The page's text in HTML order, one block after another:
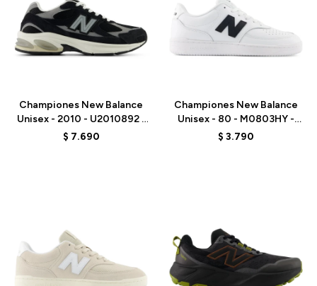
Championes New Balance
Unisex - 2010 - U2010892 -
BLACK
$ 7.690
Championes New Balance
Unisex - 80 - M0803HY -
WHITE
$ 3.790